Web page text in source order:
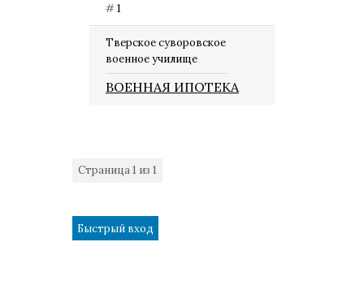
#1
Тверское суворовское
военное училище
ВОЕННАЯ ИПОТЕКА
Страница1 из 1